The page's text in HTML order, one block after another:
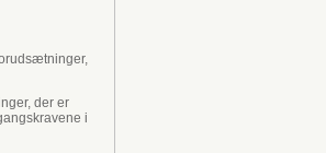
der er
i